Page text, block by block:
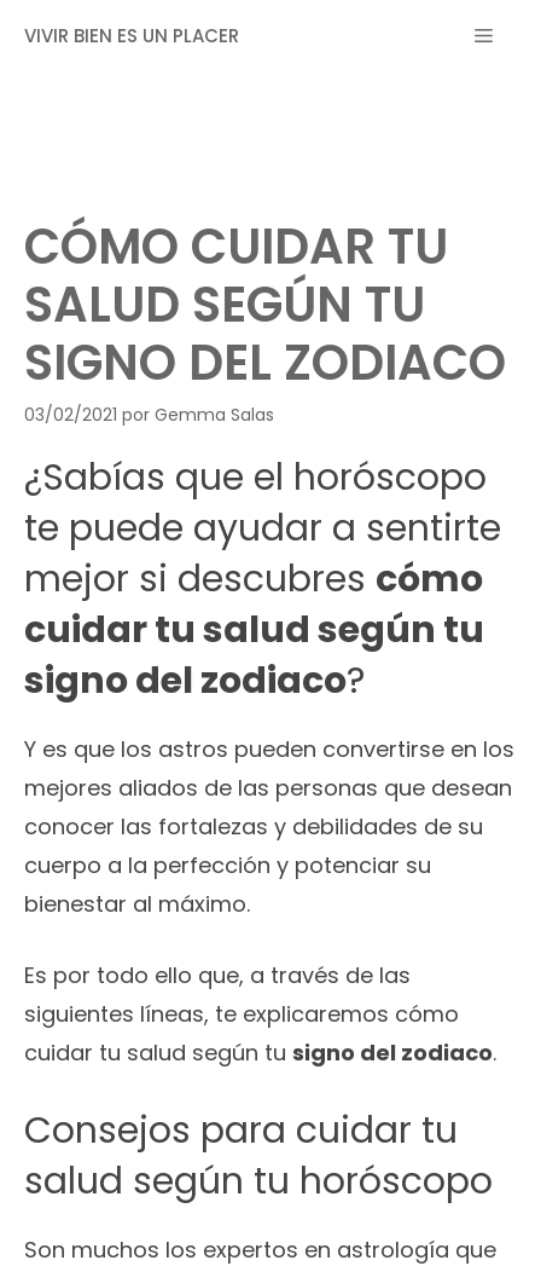
VIVIR BIEN ES UN PLACER MENÚ
CÓMO CUIDAR TU
SALUD SEGÚN TU
SIGNO DEL ZODIACO
03/02/2021 por Gemma Salas
¿Sabías que el horóscopo
te puede ayudar a sentirte
mejor si descubres cómo
cuidar tu salud según tu
signo del zodiaco?
Y es que los astros pueden convertirse en los
mejores aliados de las personas que desean
conocer las fortalezas y debilidades de su
cuerpo a la perfección y potenciar su
bienestar al máximo.
Es por todo ello que, a través de las
siguientes líneas, te explicaremos cómo
cuidar tu salud según tu signo del zodiaco.
Consejos para cuidar tu
salud según tu horóscopo
Son muchos los expertos en astrología que